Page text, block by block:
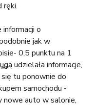
ręki.
o
jak w
0,5 punktu na 1
udzielała informacje,
tu ponownie do
samochodu -
nowe auto w salonie,